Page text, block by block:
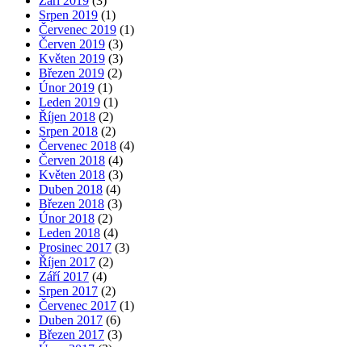
Srpen 2019 (1)
Červenec 2019 (1)
Červen 2019 (3)
Květen 2019 (3)
Březen 2019 (2)
Únor 2019 (1)
Leden 2019 (1)
Říjen 2018 (2)
Srpen 2018 (2)
Červenec 2018 (4)
Červen 2018 (4)
Květen 2018 (3)
Duben 2018 (4)
Březen 2018 (3)
Únor 2018 (2)
Leden 2018 (4)
Prosinec 2017 (3)
Říjen 2017 (2)
Září 2017 (4)
Srpen 2017 (2)
Červenec 2017 (1)
Duben 2017 (6)
Březen 2017 (3)